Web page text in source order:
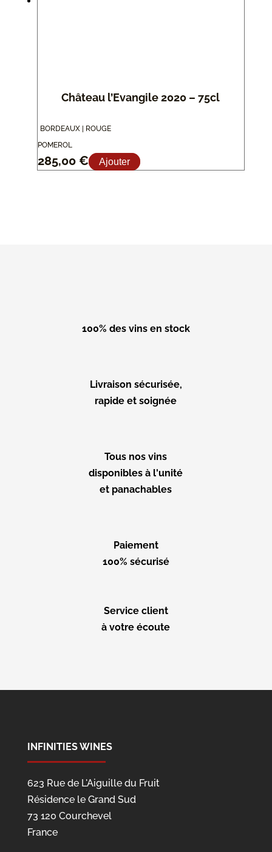
Château l’Evangile 2020 – 75cl
BORDEAUX | ROUGE
POMEROL
285,00 € Ajouter
100% des vins en stock
Livraison sécurisée,
rapide et soignée
Tous nos vins
disponibles à l'unité
et panachables
Paiement
100% sécurisé
Service client
à votre écoute
INFINITIES WINES
623 Rue de L'Aiguille du Fruit
Résidence le Grand Sud
73 120 Courchevel
France